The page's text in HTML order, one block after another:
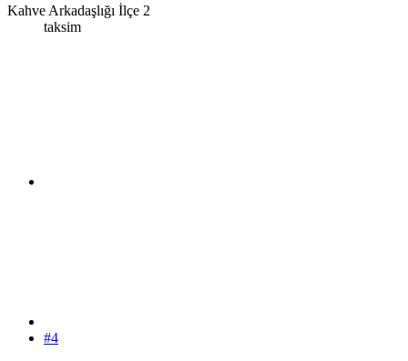
Kahve Arkadaşlığı İlçe 2
taksim
#4